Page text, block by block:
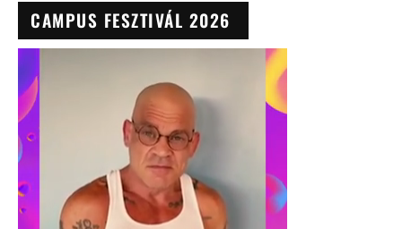
CAMPUS FESZTIVÁL 2026